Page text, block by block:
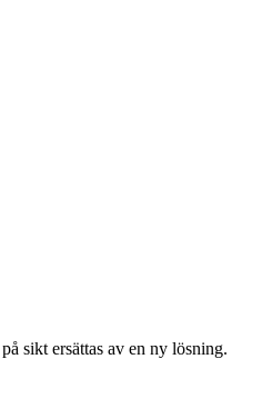
sikt ersättas av en ny lösning.